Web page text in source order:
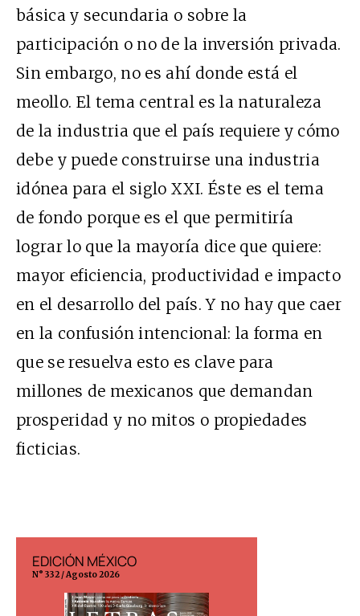
básica y secundaria o sobre la
participación o no de la inversión privada.
Sin embargo, no es ahí donde está el
meollo. El tema central es la naturaleza
de la industria que el país requiere y cómo
debe y puede construirse una industria
idónea para el siglo XXI. Éste es el tema
de fondo porque es el que permitiría
lograr lo que la mayoría dice que quiere:
mayor eficiencia, productividad e impacto
en el desarrollo del país. Y no hay que caer
en la confusión intencional: la forma en
que se resuelva esto es clave para
millones de mexicanos que demandan
prosperidad y no mitos o propiedades
ficticias.
EDICIÓN MÉXICO
N° 332 / Agosto 2026